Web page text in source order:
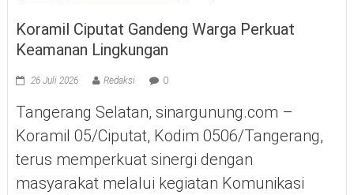
Koramil Ciputat Gandeng Warga Perkuat
Keamanan Lingkungan
26 Juli 2026 Redaksi 0
Tangerang Selatan, sinargunung.com –
Koramil 05/Ciputat, Kodim 0506/Tangerang,
terus memperkuat sinergi dengan
masyarakat melalui kegiatan Komunikasi